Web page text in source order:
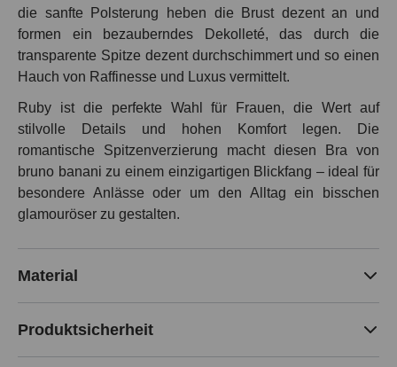
die sanfte Polsterung heben die Brust dezent an und
formen ein bezauberndes Dekolleté, das durch die
transparente Spitze dezent durchschimmert und so einen
Hauch von Raffinesse und Luxus vermittelt.
Ruby ist die perfekte Wahl für Frauen, die Wert auf
stilvolle Details und hohen Komfort legen. Die
romantische Spitzenverzierung macht diesen Bra von
bruno banani zu einem einzigartigen Blickfang – ideal für
besondere Anlässe oder um den Alltag ein bisschen
glamouröser zu gestalten.
Material
Produktsicherheit